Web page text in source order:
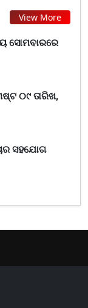
View More
ସୋମବାରରେ
୦୯ ତାରିଖ,
ସହଯୋଗ